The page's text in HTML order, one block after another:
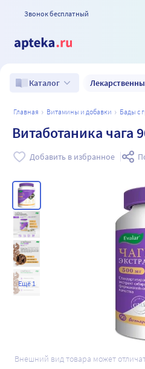
Звонок бесплатный
Каталог
главная витамины и добавки бады с
Витаботаника чага
Добавить в избранное
Ещё 1
Внешний вид товара может